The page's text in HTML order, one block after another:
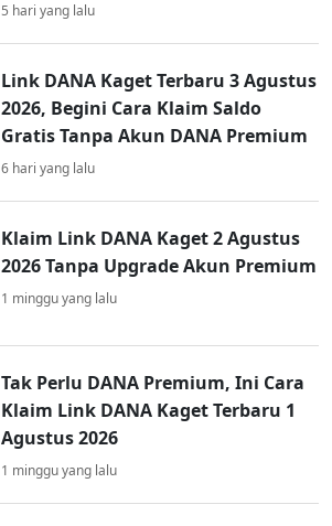
5 hari yang lalu
Link DANA Kaget Terbaru 3 Agustus
2026, Begini Cara Klaim Saldo
Gratis Tanpa Akun DANA Premium
6 hari yang lalu
Klaim Link DANA Kaget 2 Agustus
2026 Tanpa Upgrade Akun Premium
1 minggu yang lalu
Tak Perlu DANA Premium, Ini Cara
Klaim Link DANA Kaget Terbaru 1
Agustus 2026
1 minggu yang lalu